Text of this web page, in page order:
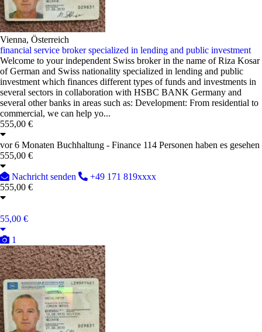
Vienna, Österreich
financial service broker specialized in lending and public investment
Welcome to your independent Swiss broker in the name of Riza Kosar
of German and Swiss nationality specialized in lending and public
investment which finances different types of funds and investments in
several sectors in collaboration with HSBC BANK Germany and
several other banks in areas such as: Development: From residential to
commercial, we can help yo...
555,00 €
vor 6 Monaten Buchhaltung - Finance 114 Personen haben es gesehen
555,00 €
Nachricht senden
+49 171 819xxxx
555,00 €
55,00 €
1